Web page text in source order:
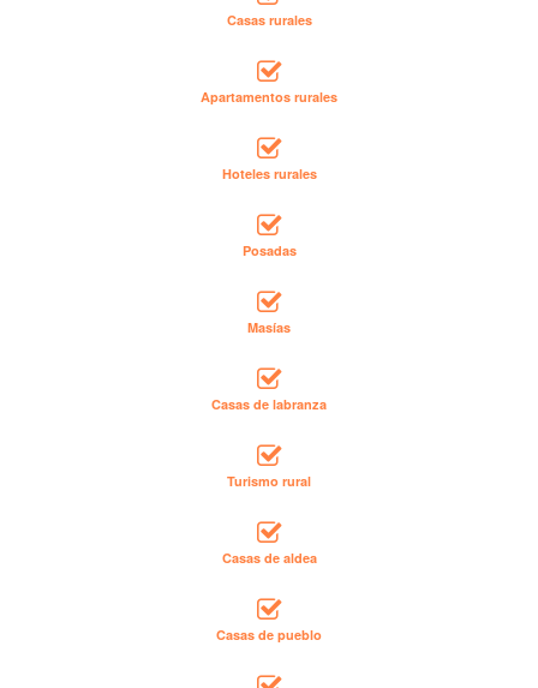
Casas rurales
Apartamentos rurales
Hoteles rurales
Posadas
Masías
Casas de labranza
Turismo rural
Casas de aldea
Casas de pueblo